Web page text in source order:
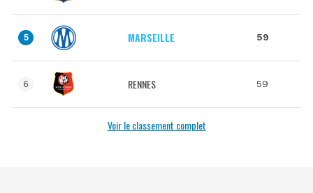
5 MARSEILLE 59
6 RENNES 59
Voir le classement complet